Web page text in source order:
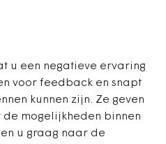
u een negatieve ervaring
voor feedback en snapt
kunnen zijn. Ze geven
mogelijkheden binnen
u graag naar de